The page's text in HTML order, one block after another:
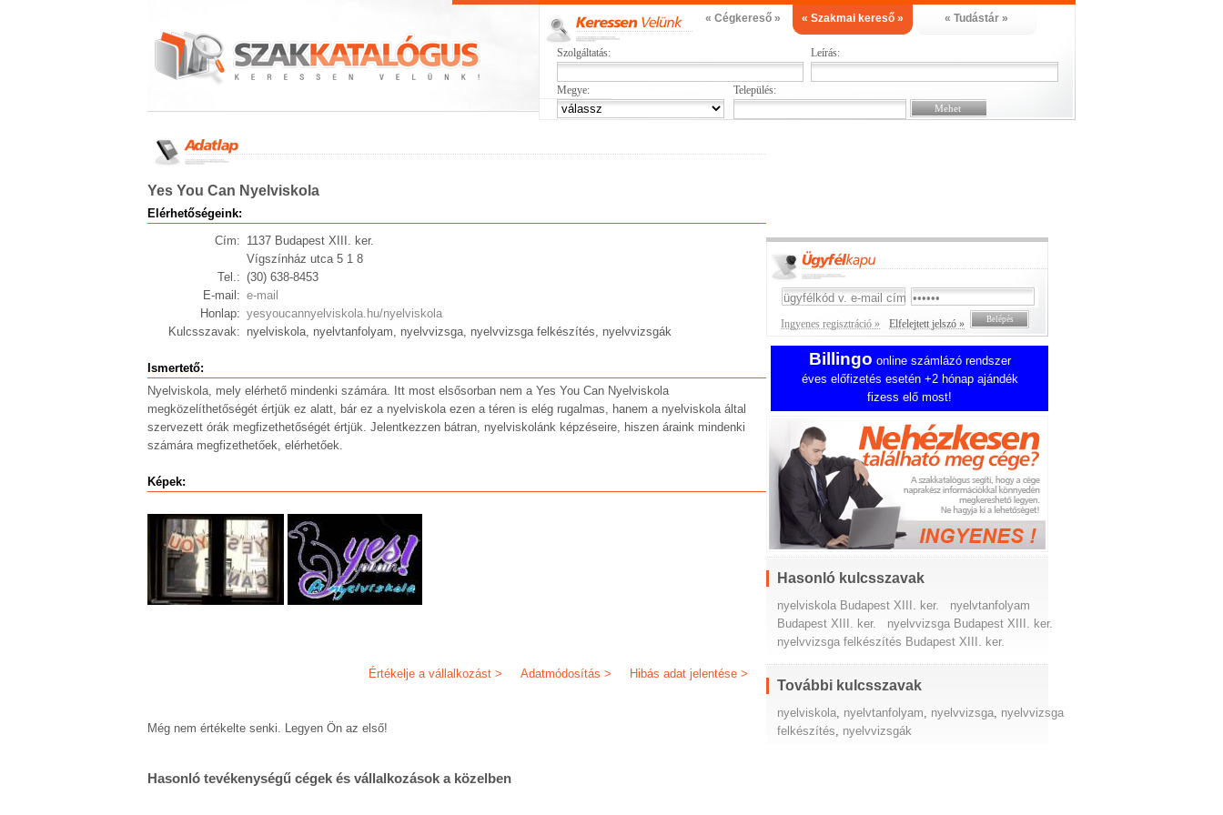
« Cégkereső » « Szakmai kereső » « Tudástár »
Szolgáltatás: Leírás:
Megye: Település:
Yes You Can Nyelviskola
Elérhetőségeink:
Cím: 1137 Budapest XIII. ker.
Vígszínház utca 5 1 8
Tel.: (30) 638-8453
E-mail: e-mail
Honlap: yesyoucannyelviskola.hu/nyelviskola
Kulcsszavak: nyelviskola, nyelvtanfolyam, nyelvvizsga, nyelvvizsga felkészítés, nyelvvizsgák
Ismertető:
Nyelviskola, mely elérhető mindenki számára. Itt most elsősorban nem a Yes You Can Nyelviskola
megközelíthetőségét értjük ez alatt, bár ez a nyelviskola ezen a téren is elég rugalmas, hanem a nyelviskola által
szervezett órák megfizethetőségét értjük. Jelentkezzen bátran, nyelviskolánk képzéseire, hiszen áraink mindenki
számára megfizethetőek, elérhetőek.
Képek:
Hibás adat jelentése >
Adatmódosítás >
Értékelje a vállalkozást >
Még nem értékelte senki. Legyen Ön az első!
Hasonló tevékenységű cégek és vállalkozások a közelben
Ingyenes regisztráció » Elfelejtett jelszó »
Billingo online számlázó rendszer
éves előfizetés esetén +2 hónap ajándék
fizess elő most!
Hasonló kulcsszavak
nyelviskola Budapest XIII. ker.
nyelvtanfolyam
Budapest XIII. ker.
nyelvvizsga Budapest XIII. ker.
nyelvvizsga felkészítés Budapest XIII. ker.
További kulcsszavak
nyelviskola, nyelvtanfolyam, nyelvvizsga, nyelvvizsga
felkészítés, nyelvvizsgák